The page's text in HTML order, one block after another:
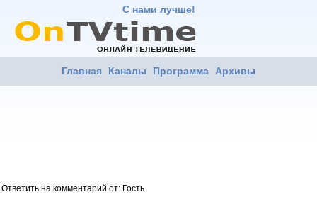
С нами лучше!
Главная Каналы Программа Архивы
Ответить на комментарий от: Гость